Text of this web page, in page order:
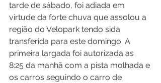
tarde de sábado, foi adiada em
virtude da forte chuva que assolou a
região do Velopark tendo sida
transferida para este domingo. A
primeira largada foi autorizada as
8:25 da manhã com a pista molhada e
os carros seguindo o carro de